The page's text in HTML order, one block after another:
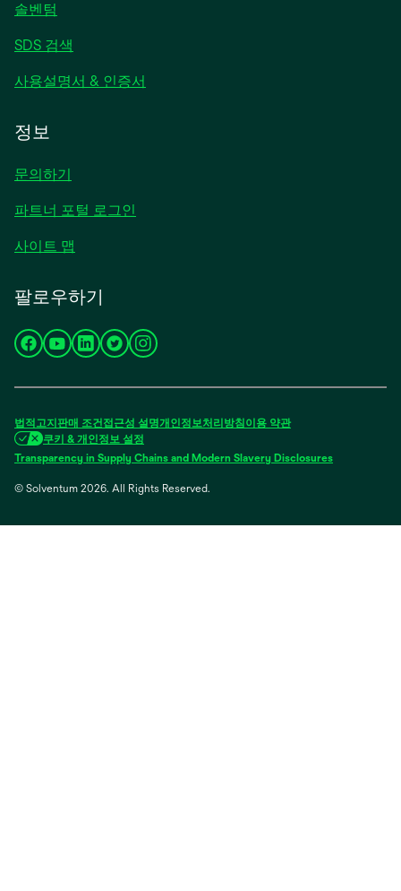
솔벤텀
SDS 검색
사용설명서 & 인증서
정보
문의하기
파트너 포털 로그인
사이트 맵
팔로우하기
새
서
열
림
새
서
열
림
새
서
열
림
새
서
열
림
새
서
열
림
법적고지 판매 조건접근성 설명개인정보처리방침 이용 약관
쿠키 & 개인정보 설정
Transparency in Supply Chains and Modern Slavery Disclosures
© Solventum 2026. All Rights Reserved.